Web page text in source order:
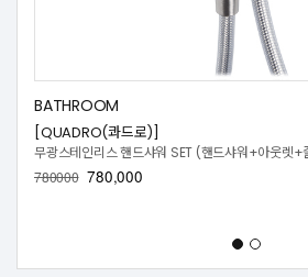
BATHROOM
[QUADRO(콰드로)]
무광스테인리스 핸드샤워 SET (핸드샤워+아웃렛+
780000 780,000